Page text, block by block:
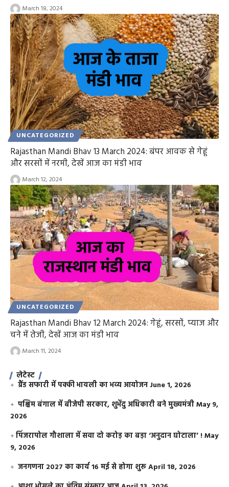
March 18, 2024
UNCATEGORIZED
Rajasthan Mandi Bhav 13 March 2024: बंपर आवक से गेहूं
और सरसों में नरमी, देखें आज का मंडी भाव
March 12, 2024
UNCATEGORIZED
Rajasthan Mandi Bhav 12 March 2024: गेहूं, सरसों, प्याज और
चने में तेजी, देखें आज का मंडी भाव
March 11, 2024
लेटेस्ट
ग्रैंड सफारी में पक्की भायली का भव्य आयोजन June 1, 2026
पश्चिम बंगाल में बीजेपी सरकार, शुभेंदु अधिकारी बने मुख्यमंत्रीMay 9,
2026
​पिंजरापोल गौशाला में सवा दो करोड़ का बड़ा ‘अनुदान घोटाला’ !May
9, 2026
जनगणना 2027 का कार्य 16 मई से होगा शुरूApril 18, 2026